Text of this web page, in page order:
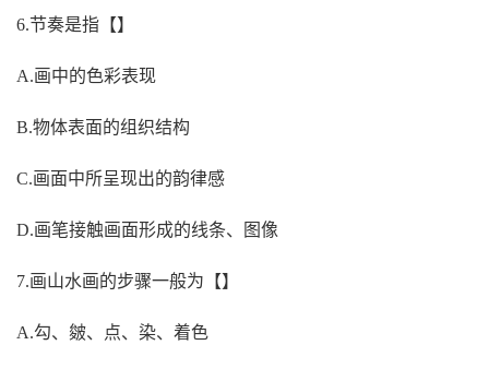
6.节奏是指【】
A.画中的色彩表现
B.物体表面的组织结构
C.画面中所呈现出的韵律感
D.画笔接触画面形成的线条、图像
7.画山水画的步骤一般为【】
A.勾、皴、点、染、着色